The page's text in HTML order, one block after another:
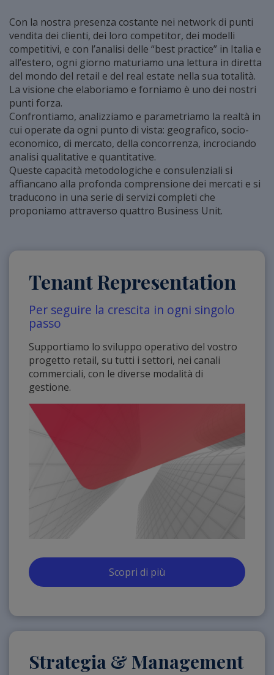
Con la nostra presenza costante nei network di punti
vendita dei clienti, dei loro competitor, dei modelli
competitivi, e con l’analisi delle “best practice” in Italia e
all’estero, ogni giorno maturiamo una lettura in diretta
del mondo del retail e del real estate nella sua totalità.
La visione che elaboriamo e forniamo è uno dei nostri
punti forza.
Confrontiamo, analizziamo e parametriamo la realtà in
cui operate da ogni punto di vista: geografico, socio-
economico, di mercato, della concorrenza, incrociando
analisi qualitative e quantitative.
Queste capacità metodologiche e consulenziali si
affiancano alla profonda comprensione dei mercati e si
traducono in una serie di servizi completi che
proponiamo attraverso quattro Business Unit.
Tenant Representation
Per seguire la crescita in ogni singolo
passo
Supportiamo lo sviluppo operativo del vostro
progetto retail, su tutti i settori, nei canali
commerciali, con le diverse modalità di
gestione.
Scopri di più
Strategia & Management